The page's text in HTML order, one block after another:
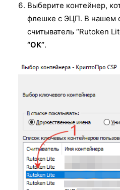
Выберите контейнер,
флешке с ЭЦП. В нашем
считыватель “Rutoken
“ОК”.